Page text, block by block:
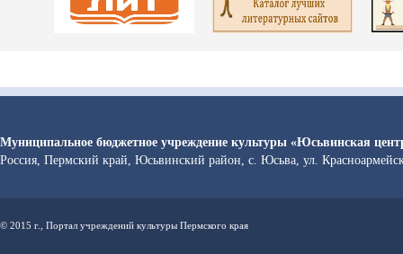
Муниципальное бюджетное учреждение культуры «Юсьвинская
Россия, Пермский край, Юсьвинский район, с. Юсьва, ул.
© 2015 г., Портал учреждений культуры Пермского края